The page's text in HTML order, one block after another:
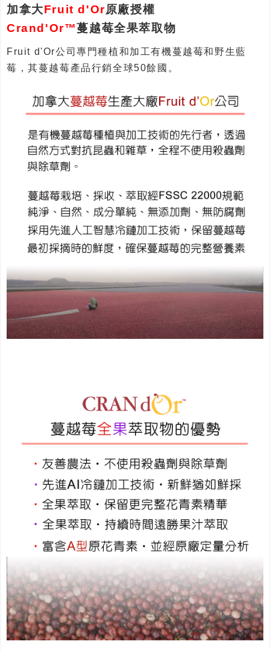
加拿大Fruit d'Or原廠授權
Crand'Or™蔓越莓全果萃取物
Fruit d'Or公司專門種植和加工有機蔓越莓和野生藍
莓，其蔓越莓產品行銷全球50餘國。